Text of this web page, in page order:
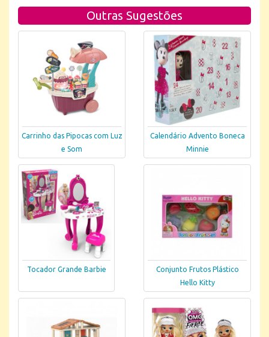
Outras Sugestões
Carrinho das Pipocas com Luz
e Som
Calendário Advento Boneca
Minnie
Tocador Grande Barbie
Conjunto Frutos Plástico
Hello Kitty